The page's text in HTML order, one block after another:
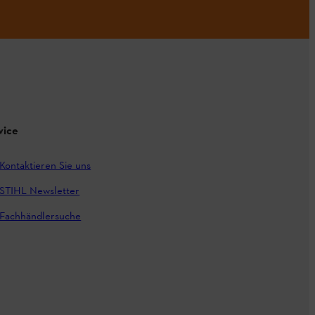
Kontaktieren Sie uns
STIHL Newsletter
Fachhändlersuche